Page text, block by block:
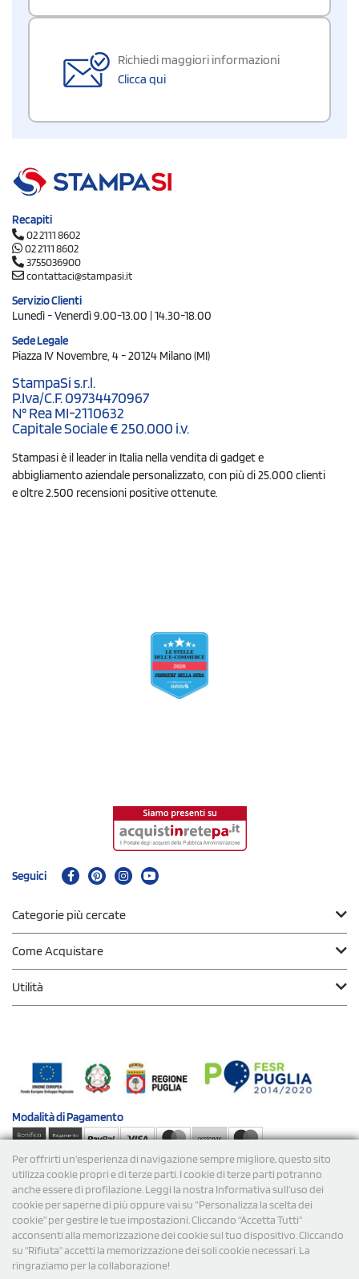
Per offrirti un'esperienza di navigazione sempre migliore, questo sito
utilizza cookie propri e di terze parti. I cookie di terze parti potranno
anche essere di profilazione. Leggi la nostra Informativa sull’uso dei
cookie per saperne di più oppure vai su “Personalizza la scelta dei
cookie” per gestire le tue impostazioni. Cliccando "Accetta Tutti"
acconsenti alla memorizzazione dei cookie sul tuo dispositivo. Cliccando
su "Rifiuta" accetti la memorizzazione dei soli cookie necessari. La
ringraziamo per la collaborazione!
Richiedi maggiori informazioni
Clicca qui
Recapiti
02 2111 8602
02 2111 8602
3755036900
contattaci@stampasi.it
Servizio Clienti
Lunedì - Venerdì 9.00-13.00 | 14.30-18.00
Sede Legale
Piazza IV Novembre, 4 - 20124 Milano (MI)
StampaSi s.r.l.
P.Iva/C.F. 09734470967
N° Rea MI-2110632
Capitale Sociale € 250.000 i.v.
Stampasi è il leader in Italia nella vendita di gadget e
abbigliamento aziendale personalizzato, con più di 25.000 clienti
e oltre 2.500 recensioni positive ottenute.
Seguici
Categorie più cercate
Come Acquistare
Utilità
Modalità diPagamento
Spedizioni